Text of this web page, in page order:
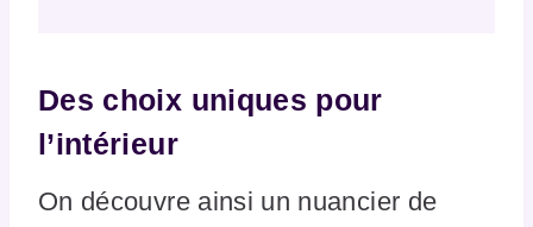
Des choix uniques pour
l’intérieur
On découvre ainsi un nuancier de